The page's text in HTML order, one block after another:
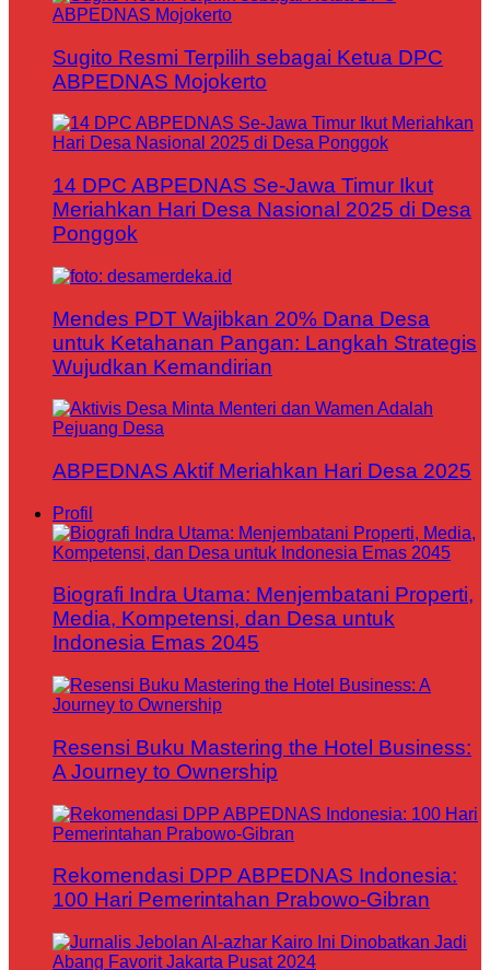
Sugito Resmi Terpilih sebagai Ketua DPC
ABPEDNAS Mojokerto
14 DPC ABPEDNAS Se-Jawa Timur Ikut
Meriahkan Hari Desa Nasional 2025 di Desa
Ponggok
Mendes PDT Wajibkan 20% Dana Desa
untuk Ketahanan Pangan: Langkah Strategis
Wujudkan Kemandirian
ABPEDNAS Aktif Meriahkan Hari Desa 2025
Profil
Biografi Indra Utama: Menjembatani Properti,
Media, Kompetensi, dan Desa untuk
Indonesia Emas 2045
Resensi Buku Mastering the Hotel Business:
A Journey to Ownership
Rekomendasi DPP ABPEDNAS Indonesia:
100 Hari Pemerintahan Prabowo-Gibran